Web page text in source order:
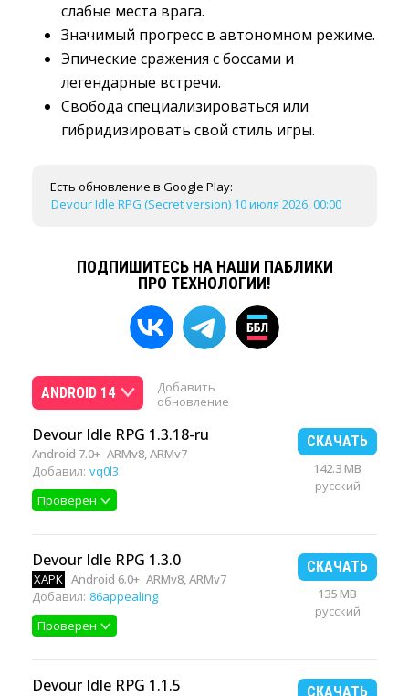
слабые места врага.
Значимый прогресс в автономном режиме.
Эпические сражения с боссами и
легендарные встречи.
Свобода специализироваться или
гибридизировать свой стиль игры.
Есть обновление в Google Play:
Devour Idle RPG (Secret version) 10 июля 2026, 00:00
ПОДПИШИТЕСЬ НА НАШИ ПАБЛИКИ
ПРО ТЕХНОЛОГИИ!
ANDROID 14
Добавить
обновление
Devour Idle RPG 1.3.18-ru
Android 7.0+ ARMv8, ARMv7
Добавил: vq0l3
Проверен
СКАЧАТЬ
142.3 MB
русский
Devour Idle RPG 1.3.0
XAPK Android 6.0+ ARMv8, ARMv7
Добавил: 86appealing
Проверен
СКАЧАТЬ
135 MB
русский
Devour Idle RPG 1.1.5 СКАЧАТЬ